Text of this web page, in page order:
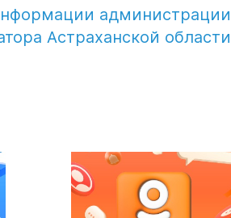
администрации
Астраханской области